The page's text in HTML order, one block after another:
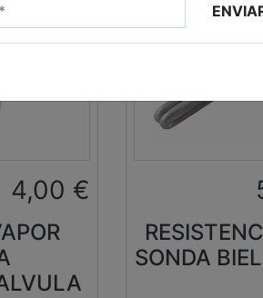
4,00 €
SONDA